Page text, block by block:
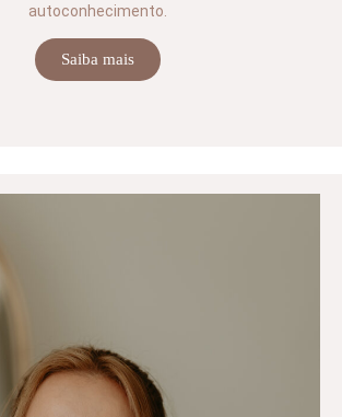
autoconhecimento.
Saiba mais